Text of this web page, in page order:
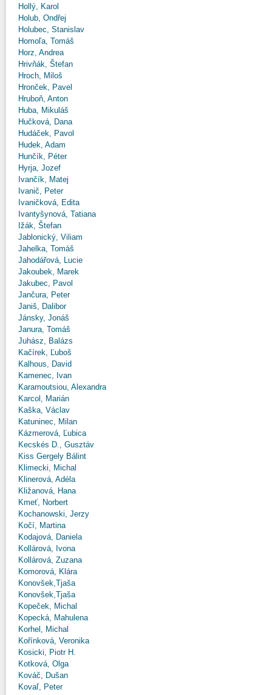
Hollý, Karol
Holub, Ondřej
Holubec, Stanislav
Homoľa, Tomáš
Horz, Andrea
Hrivňák, Štefan
Hroch, Miloš
Hronček, Pavel
Hruboň, Anton
Huba, Mikuláš
Hučková, Dana
Hudáček, Pavol
Hudek, Adam
Hunčík, Péter
Hyrja, Jozef
Ivančík, Matej
Ivanič, Peter
Ivaničková, Edita
Ivantyšynová, Tatiana
Ižák, Štefan
Jablonický, Viliam
Jahelka, Tomáš
Jahodářová, Lucie
Jakoubek, Marek
Jakubec, Pavol
Jančura, Peter
Janiš, Dalibor
Jánsky, Jonáš
Janura, Tomáš
Juhász, Balázs
Kačírek, Ľuboš
Kalhous, David
Kamenec, Ivan
Karamoutsiou, Alexandra
Karcol, Marián
Kaška, Václav
Katuninec, Milan
Kázmerová, Ľubica
Kecskés D., Gusztáv
Kiss Gergely Bálint
Klimecki, Michal
Klinerová, Adéla
Kližanová, Hana
Kmeť, Norbert
Kochanowski, Jerzy
Kočí, Martina
Kodajová, Daniela
Kollárová, Ivona
Kollárová, Zuzana
Komorová, Klára
Konovšek,Tjaša
Konovšek,Tjaša
Kopeček, Michal
Kopecká, Mahulena
Korhel, Michal
Kořínková, Veronika
Kosicki, Piotr H.
Kotková, Olga
Kováč, Dušan
Kovaľ, Peter